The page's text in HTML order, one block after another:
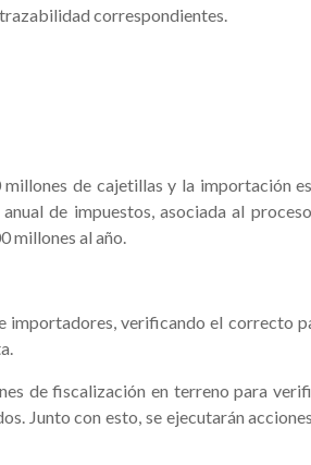
correspondientes.
de cajetillas y la importación
de impuestos, asociada al
millones al año.
importadores, verificando el correcto
de fiscalización en terreno para
Junto con esto, se ejecutarán